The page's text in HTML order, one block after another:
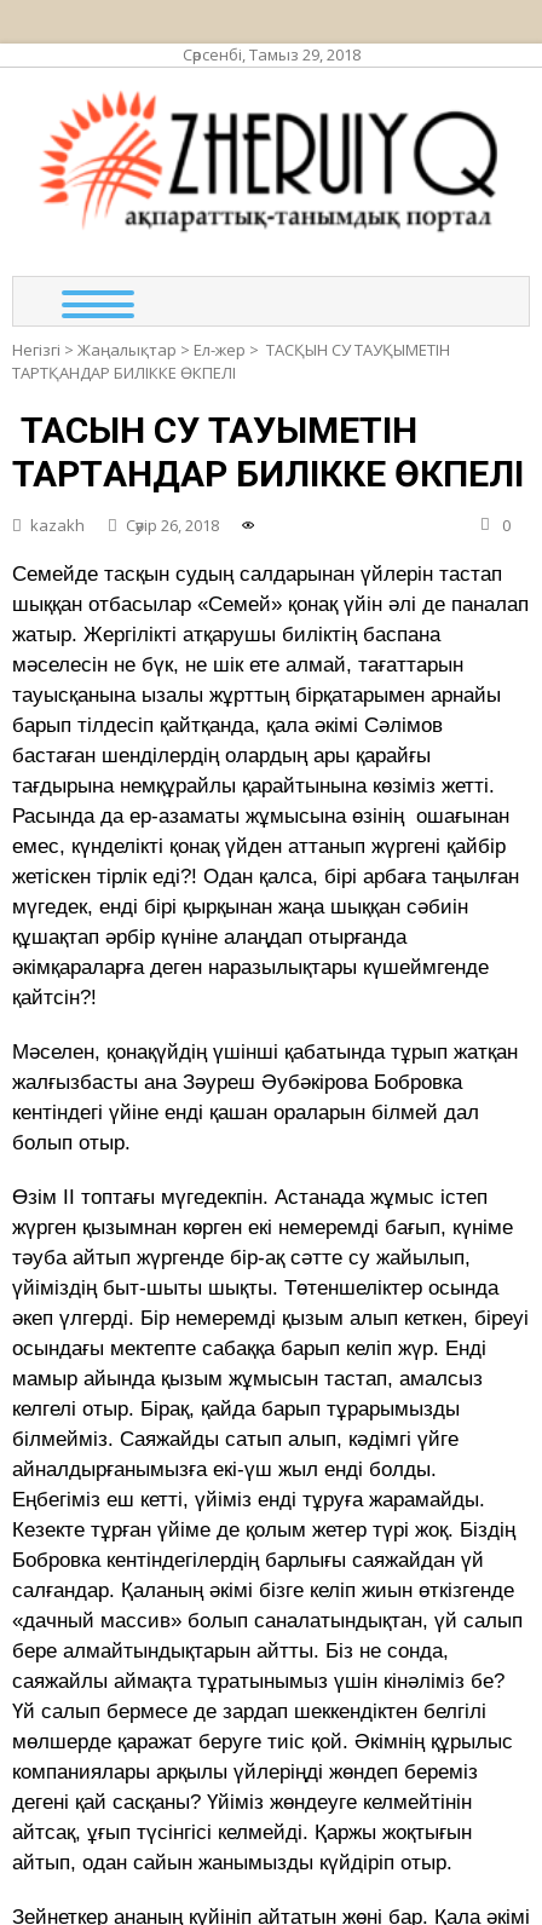
Сәрсенбі, Тамыз 29, 2018
Негізгі > Жаңалықтар > Ел-жер > ТАСҚЫН СУ ТАУҚЫМЕТІН
ТАРТҚАНДАР БИЛІККЕ ӨКПЕЛІ
ТАСҚЫН СУ ТАУҚЫМЕТІН
ТАРТҚАНДАР БИЛІККЕ ӨКПЕЛІ
kazakh Сәуір 26, 2018 0
Семейде тасқын судың салдарынан үйлерін тастап
шыққан отбасылар «Семей» қонақ үйін әлі де паналап
жатыр. Жергілікті атқарушы биліктің баспана
мәселесін не бүк, не шік ете алмай, тағаттарын
тауысқанына ызалы жұрттың бірқатарымен арнайы
барып тілдесіп қайтқанда, қала әкімі Сәлімов
бастаған шенділердің олардың ары қарайғы
тағдырына немқұрайлы қарайтынына көзіміз жетті.
Расында да ер-азаматы жұмысына өзінің ошағынан
емес, күнделікті қонақ үйден аттанып жүргені қайбір
жетіскен тірлік еді?! Одан қалса, бірі арбаға таңылған
мүгедек, енді бірі қырқынан жаңа шыққан сәбиін
құшақтап әрбір күніне алаңдап отырғанда
әкімқараларға деген наразылықтары күшеймгенде
қайтсін?!
Мәселен, қонақүйдің үшінші қабатында тұрып жатқан
жалғызбасты ана Зәуреш Әубәкірова Бобровка
кентіндегі үйіне енді қашан ораларын білмей дал
болып отыр.
Өзім ІІ топтағы мүгедекпін. Астанада жұмыс істеп
жүрген қызымнан көрген екі немеремді бағып, күніме
тәуба айтып жүргенде бір-ақ сәтте су жайылып,
үйіміздің быт-шыты шықты. Төтеншеліктер осында
әкеп үлгерді. Бір немеремді қызым алып кеткен, біреуі
осындағы мектепте сабаққа барып келіп жүр. Енді
мамыр айында қызым жұмысын тастап, амалсыз
келгелі отыр. Бірақ, қайда барып тұрарымызды
білмейміз. Саяжайды сатып алып, кәдімгі үйге
айналдырғанымызға екі-үш жыл енді болды.
Еңбегіміз еш кетті, үйіміз енді тұруға жарамайды.
Кезекте тұрған үйіме де қолым жетер түрі жоқ. Біздің
Бобровка кентіндегілердің барлығы саяжайдан үй
салғандар. Қаланың әкімі бізге келіп жиын өткізгенде
«дачный массив» болып саналатындықтан, үй салып
бере алмайтындықтарын айтты. Біз не сонда,
саяжайлы аймақта тұратынымыз үшін кінәліміз бе?
Үй салып бермесе де зардап шеккендіктен белгілі
мөлшерде қаражат беруге тиіс қой. Әкімнің құрылыс
компаниялары арқылы үйлеріңді жөндеп береміз
дегені қай сасқаны? Үйіміз жөндеуге келмейтінін
айтсақ, ұғып түсінгісі келмейді. Қаржы жоқтығын
айтып, одан сайын жанымызды күйдіріп отыр.
Зейнеткер ананың күйініп айтатын жөні бар. Қала әкімі